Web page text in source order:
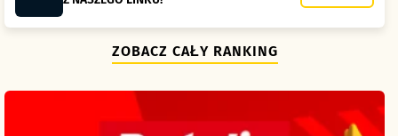
ZOBACZ CAŁY RANKING